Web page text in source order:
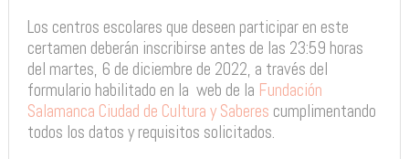
Los centros escolares que deseen participar en este
certamen deberán inscribirse antes de las 23:59 horas
del martes, 6 de diciembre de 2022, a través del
formulario habilitado en la web de la Fundación
Salamanca Ciudad de Cultura y Saberes cumplimentando
todos los datos y requisitos solicitados.